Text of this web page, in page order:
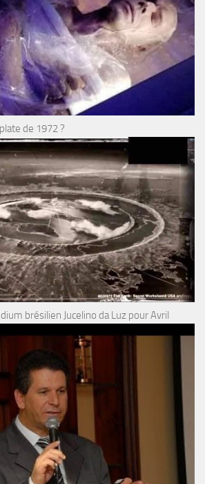
de 1972 ?
brésilien Jucelino da Luz pour Avril